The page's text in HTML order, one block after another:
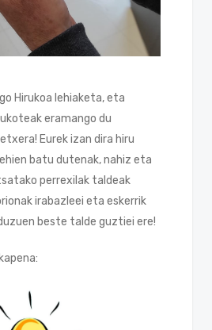
Hirukoa lehiaketa, eta
eramango du
Eurek izan dira hiru
batu dutenak, nahiz eta
perrexilak taldeak
irabazleei eta eskerrik
beste talde guztiei ere!